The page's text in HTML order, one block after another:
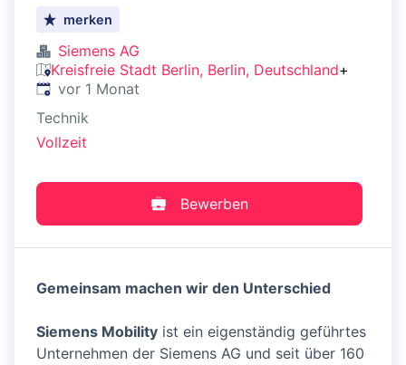
merken
Siemens AG
Kreisfreie Stadt Berlin, Berlin, Deutschland+
Veröffentlicht:
vor 1 Monat
Technik
Vollzeit
Bewerben
Gemeinsam machen wir den Unterschied
Siemens Mobility ist ein eigenständig geführtes
Unternehmen der Siemens AG und seit über 160